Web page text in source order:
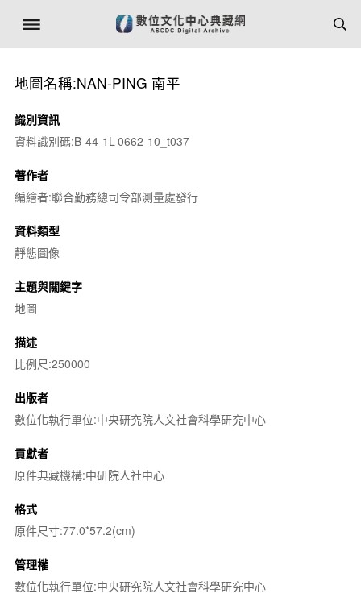
地圖名稱:NAN-PING 南平
識別資訊
資料識別碼:B-44-1L-0662-10_t037
著作者
編繪者:聯合勤務總司令部測量處發行
資料類型
靜態圖像
主題與關鍵字
地圖
描述
比例尺:250000
出版者
數位化執行單位:中央研究院人文社會科學研究中心
貢獻者
原件典藏機構:中研院人社中心
格式
原件尺寸:77.0*57.2(cm)
管理權
數位化執行單位:中央研究院人文社會科學研究中心